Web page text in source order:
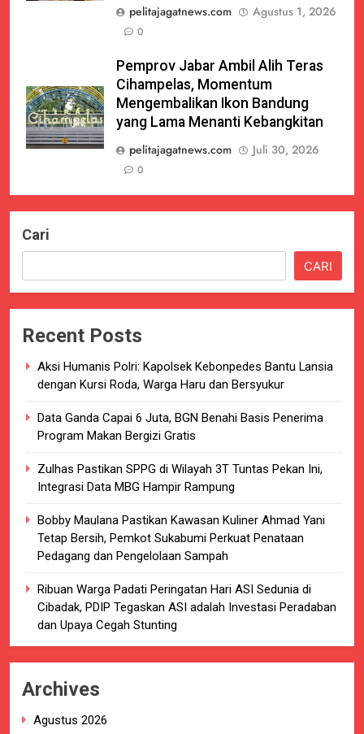
pelitajagatnews.com
Agustus 1, 2026
0
Pemprov Jabar Ambil Alih Teras
Cihampelas, Momentum
Mengembalikan Ikon Bandung
yang Lama Menanti Kebangkitan
pelitajagatnews.com
Juli 30, 2026
0
Cari
CARI
Recent Posts
Aksi Humanis Polri: Kapolsek Kebonpedes Bantu Lansia
dengan Kursi Roda, Warga Haru dan Bersyukur
Data Ganda Capai 6 Juta, BGN Benahi Basis Penerima
Program Makan Bergizi Gratis
Zulhas Pastikan SPPG di Wilayah 3T Tuntas Pekan Ini,
Integrasi Data MBG Hampir Rampung
Bobby Maulana Pastikan Kawasan Kuliner Ahmad Yani
Tetap Bersih, Pemkot Sukabumi Perkuat Penataan
Pedagang dan Pengelolaan Sampah
Ribuan Warga Padati Peringatan Hari ASI Sedunia di
Cibadak, PDIP Tegaskan ASI adalah Investasi Peradaban
dan Upaya Cegah Stunting
Archives
Agustus 2026